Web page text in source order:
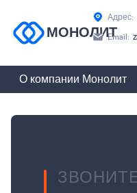
МОНОЛИТ
Адрес:
Email:
О компании Монолит